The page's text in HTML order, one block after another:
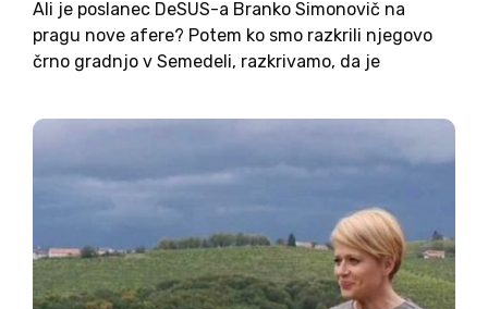
Ali je poslanec DeSUS-a Branko Simonovič na
pragu nove afere? Potem ko smo razkrili njegovo
črno gradnjo v Semedeli, razkrivamo, da je
novinarka TV Slovenija, Eugenija Carl v osrednjem